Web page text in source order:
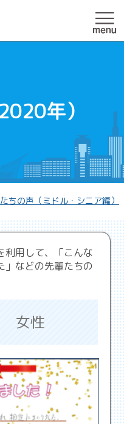
年）
ちの声（ミドル・シニア編）
利用して、「こんな
」などの先輩たちの
女性